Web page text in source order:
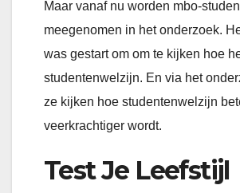
Maar vanaf nu worden mbo-
meegenomen in het onderzoek.
was gestart om om te kijken hoe
studentenwelzijn. En via het
ze kijken hoe studentenwelzijn
veerkrachtiger wordt.
Test Je Leefstijl